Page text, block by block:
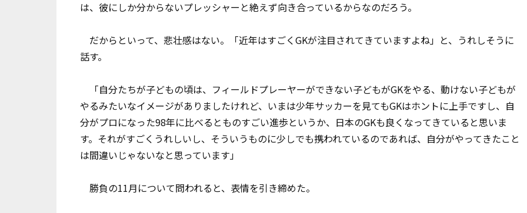
は、彼にしか分からないプレッシャーと絶えず向き合っているからなのだろう。
だからといって、悲壮感はない。「近年はすごくGKが注目されてきていますよね」と、うれしそうに
話す。
「自分たちが子どもの頃は、フィールドプレーヤーができない子どもがGKをやる、動けない子どもが
やるみたいなイメージがありましたけれど、いまは少年サッカーを見てもGKはホントに上手ですし、自
分がプロになった98年に比べるとものすごい進歩というか、日本のGKも良くなってきていると思いま
す。それがすごくうれしいし、そういうものに少しでも携われているのであれば、自分がやってきたこと
は間違いじゃないなと思っています」
勝負の11月について問われると、表情を引き締めた。